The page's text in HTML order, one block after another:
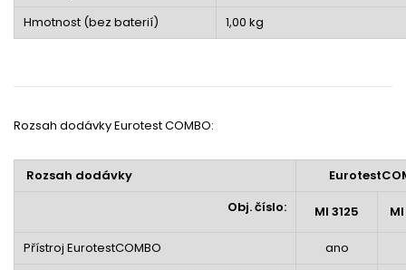
Hmotnost (bez baterií)
1,00 kg
Rozsah dodávky Eurotest COMBO:
Rozsah dodávky
Obj. číslo:
MI 3125
Přístroj EurotestCOMBO
ano